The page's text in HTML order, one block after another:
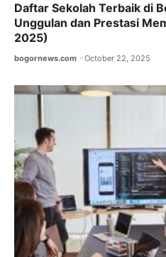
Daftar Sekolah Terbaik di
Unggulan dan Prestasi
2025)
bogornews.com October 22, 2025